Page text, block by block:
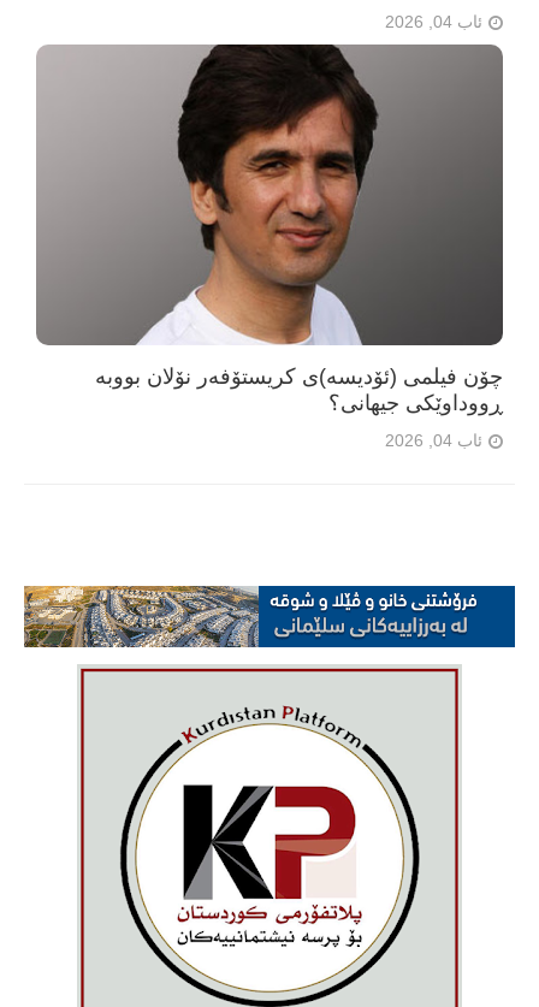
ئاب 04, 2026
چۆن فیلمی (ئۆدیسە)ی کریستۆفەر نۆلان بووبە
ڕووداوێکی جیهانی؟
ئاب 04, 2026